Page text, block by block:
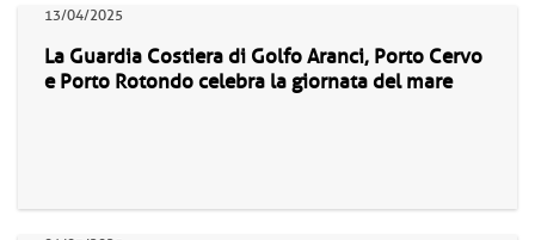
13/04/2025
La Guardia Costiera di Golfo Aranci, Porto Cervo
e Porto Rotondo celebra la giornata del mare